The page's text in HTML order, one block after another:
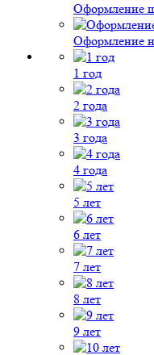
Оформление
Оформление
1 год
2 года
3 года
4 года
5 лет
6 лет
7 лет
8 лет
9 лет